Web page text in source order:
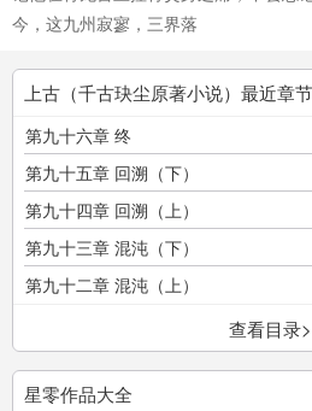
今，这九州寂寥，三界落
上古（千古玦尘原著小说）最近章节
第九十六章 终
第九十五章 回溯（下）
第九十四章 回溯（上）
第九十三章 混沌（下）
第九十二章 混沌（上）
查看目录>
星零作品大全